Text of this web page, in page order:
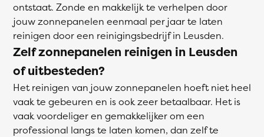
ontstaat. Zonde en makkelijk te verhelpen door
jouw zonnepanelen eenmaal per jaar te laten
reinigen door een reinigingsbedrijf in Leusden.
Zelf zonnepanelen reinigen in Leusden
of uitbesteden?
Het reinigen van jouw zonnepanelen hoeft niet heel
vaak te gebeuren en is ook zeer betaalbaar. Het is
vaak voordeliger en gemakkelijker om een
professional langs te laten komen, dan zelf te